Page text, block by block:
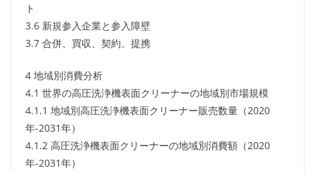
ト
3.6 新規参入企業と参入障壁
3.7 合併、買収、契約、提携
4 地域別消費分析
4.1 世界の高圧洗浄機表面クリーナーの地域別市場規模
4.1.1 地域別高圧洗浄機表面クリーナー販売数量（2020
年-2031年）
4.1.2 高圧洗浄機表面クリーナーの地域別消費額（2020
年-2031年）